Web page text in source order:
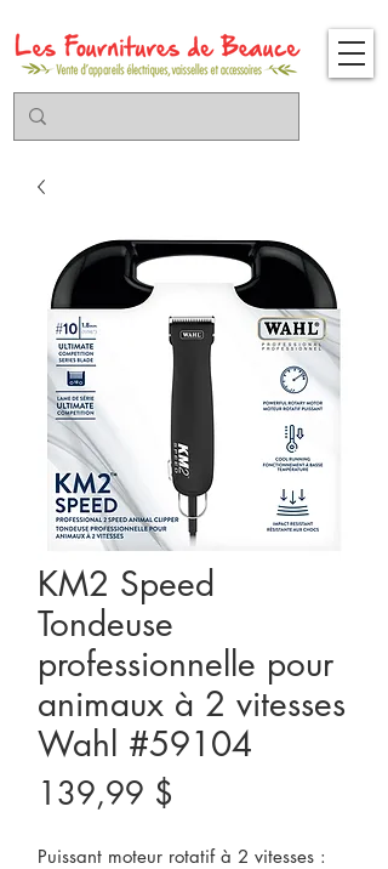
KM2 Speed
Tondeuse
professionnelle pour
animaux à 2 vitesses
Wahl #59104
139,99 $
Puissant moteur rotatif à 2 vitesses :